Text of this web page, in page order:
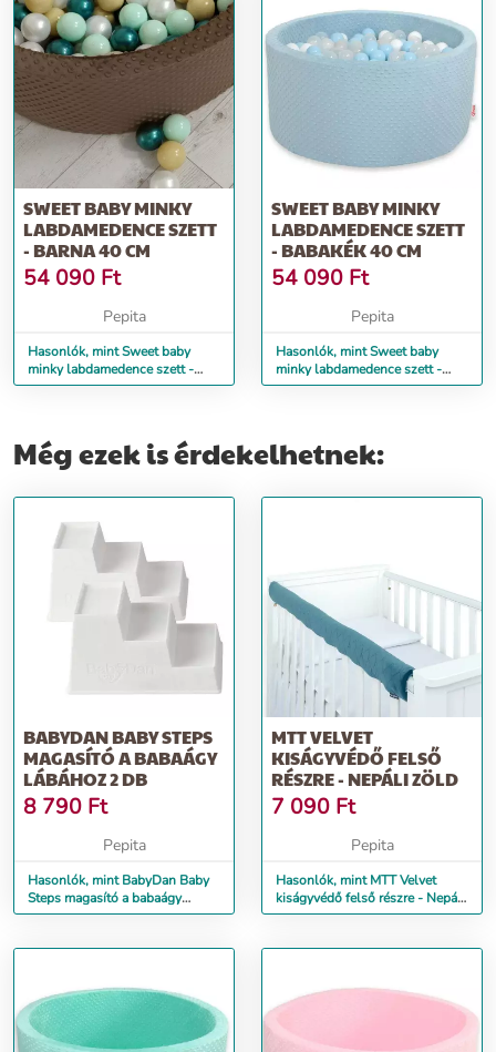
SWEET BABY MINKY
LABDAMEDENCE SZETT
- BARNA 40 CM
54 090 Ft
Pepita
Hasonlók, mint Sweet baby
minky labdamedence szett -
barna 40 cm
SWEET BABY MINKY
LABDAMEDENCE SZETT
- BABAKÉK 40 CM
54 090 Ft
Pepita
Hasonlók, mint Sweet baby
minky labdamedence szett -
babakék 40 cm
Még ezek is érdekelhetnek:
BABYDAN BABY STEPS
MAGASÍTÓ A BABAÁGY
LÁBÁHOZ 2 DB
8 790 Ft
Pepita
Hasonlók, mint BabyDan Baby
Steps magasító a babaágy
lábához 2 db
MTT VELVET
KISÁGYVÉDŐ FELSŐ
RÉSZRE - NEPÁLI ZÖLD
7 090 Ft
Pepita
Hasonlók, mint MTT Velvet
kiságyvédő felső részre - Nepáli
zöld